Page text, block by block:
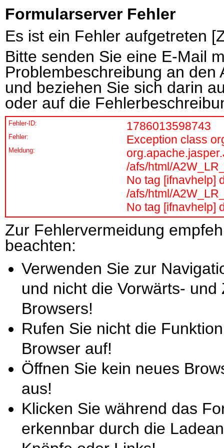
Formularserver Fehler
Es ist ein Fehler aufgetreten
Bitte senden Sie eine E-Mail
Problembeschreibung an
und beziehen Sie sich darin
oder auf die
Fehler-ID: 1786013598743
Fehler: Exception class
Meldung:
/afs/html/
No tag [ifnavhelp]
/afs/html/
No tag [ifnavhelp]
Zur Fehlervermeidung
beachten:
Verwenden Sie zur
und nicht die Vorwärts-
Browsers!
Rufen Sie nicht die
Browser auf!
Öffnen Sie kein neues
aus!
Klicken Sie während das
erkennbar durch die